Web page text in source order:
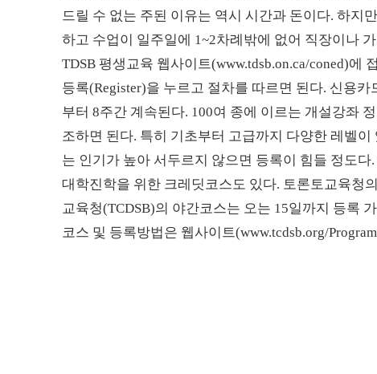
드릴 수 없는 주된 이유는 역시 시간과 돈이다. 하지
하고 수업이 일주일에 1~2차례밖에 없어 직장이나
TDSB 평생교육 웹사이트(www.tdsb.on.ca/coned)에
등록(Register)을 누르고 절차를 따르면 된다. 신용
부터 8주간 계속된다. 100여 종에 이르는 개설강좌
조하면 된다. 특히 기초부터 고급까지 다양한 레벨
는 인기가 높아 서두르지 않으면 등록이 힘들 정도
대학진학을 위한 크레딧코스도 있다. 토론토교육청
교육청(TCDSB)의 야간코스는 오는 15일까지 등록
코스 및 등록방법은 웹사이트(www.tcdsb.org/